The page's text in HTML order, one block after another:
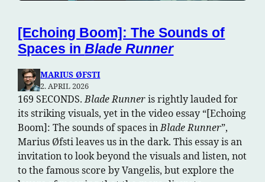
[Echoing Boom]: The Sounds of
Spaces inBlade Runner
MARIUS ØFSTI
2. APRIL 2026
169 SECONDS.Blade Runneris rightly lauded for
its striking visuals, yet in the video essay “[Echoing
Boom]: The sounds of spaces inBlade Runner”,
Marius Øfsti leaves us in the dark. This essay is an
invitation to look beyond the visuals and listen, not
to the famous score by Vangelis, but explore the